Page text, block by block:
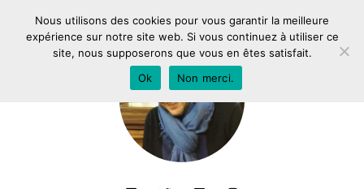
Nous utilisons des cookies pour vous garantir la meilleure
expérience sur notre site web. Si vous continuez à utiliser ce
site, nous supposerons que vous en êtes satisfait.
Ok
Non merci.